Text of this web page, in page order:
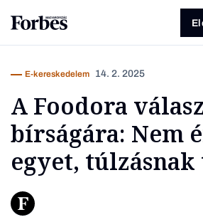
E-kereskedelem 14. 2. 2025
A Foodora
bírságára: Nem
egyet,